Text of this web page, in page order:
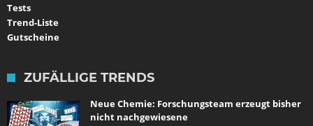
Tests
Trend-Liste
Gutscheine
ZUFÄLLIGE TRENDS
Neue Chemie: Forschungsteam erzeugt bisher
nicht nachgewiesene